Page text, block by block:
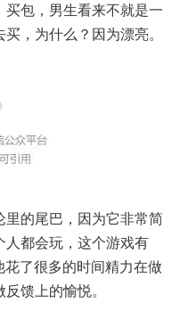
包，男生看来不就是一
，为什么？因为漂亮。
的尾巴，因为它非常简
人都会玩，这个游戏有
了很多的时间精力在做
馈上的愉悦。